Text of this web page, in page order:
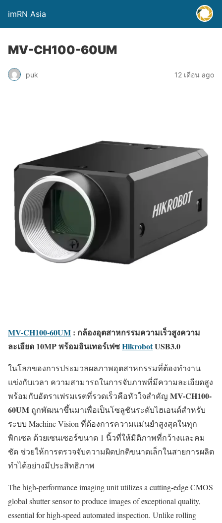
imRN Asia
MV-CH100-60UM
puk 12 เดือน ago
MV-CH100-60UM : กล้องอุตสาหกรรมความเร็วสูงความ
ละเอียด 10MP พร้อมอินเทอร์เฟซHikrobotUSB3.0
ในโลกของการประมวลผลภาพอุตสาหกรรมที่ต้องทำงาน
แข่งกับเวลา ความสามารถในการจับภาพที่มีความละเอียดสูง
พร้อมกับอัตราเฟรมเรตที่รวดเร็วคือหัวใจสำคัญ MV-CH100-
60UM ถูกพัฒนาขึ้นมาเพื่อเป็นโซลูชันระดับไฮเอนด์สำหรับ
ระบบ Machine Vision ที่ต้องการความแม่นยำสูงสุดในทุก
พิกเซล ด้วยเซนเซอร์ขนาด 1 นิ้วที่ให้มิติภาพที่กว้างและคม
ชัด ช่วยให้การตรวจจับความผิดปกติขนาดเล็กในสายการผลิต
ทำได้อย่างมีประสิทธิภาพ
The high-performance imaging unit utilizes a cutting-edge CMOS
global shutter sensor to produce images of exceptional quality,
essential for high-speed automated inspection. Unlike rolling